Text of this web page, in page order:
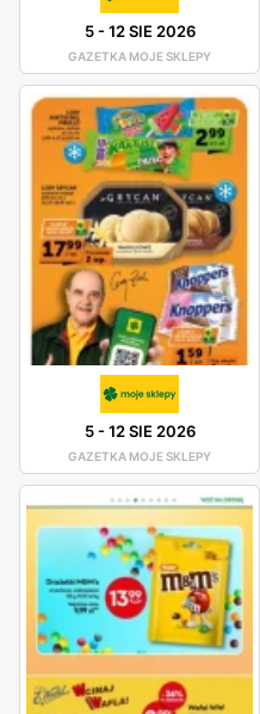
5-12 SIE 2026
GAZETKA MOJE SKLEPY
5-12 SIE 2026
GAZETKA MOJE SKLEPY